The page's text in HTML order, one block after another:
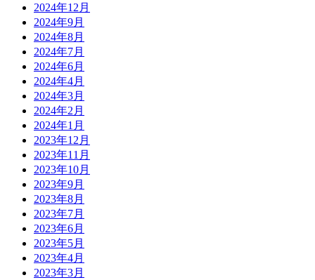
2024年12月
2024年9月
2024年8月
2024年7月
2024年6月
2024年4月
2024年3月
2024年2月
2024年1月
2023年12月
2023年11月
2023年10月
2023年9月
2023年8月
2023年7月
2023年6月
2023年5月
2023年4月
2023年3月